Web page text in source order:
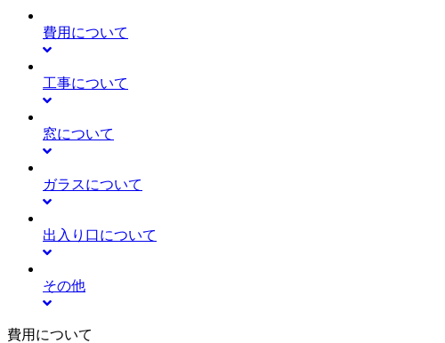
費用について
工事について
窓について
ガラスについて
出入り口について
その他
費用について